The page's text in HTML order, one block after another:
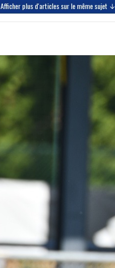
Afficher plus d'articles sur le même sujet ↓